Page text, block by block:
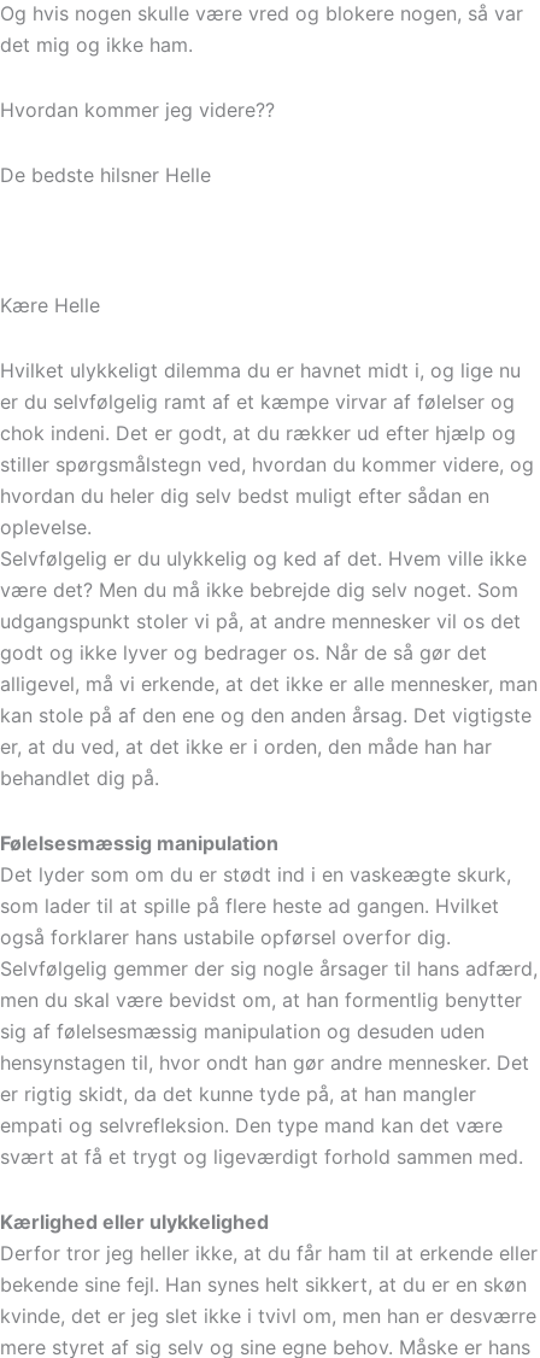
Og hvis nogen skulle være vred og blokere nogen, så var
det mig og ikke ham.
Hvordan kommer jeg videre??
De bedste hilsner Helle
Kære Helle
Hvilket ulykkeligt dilemma du er havnet midt i, og lige nu
er du selvfølgelig ramt af et kæmpe virvar af følelser og
chok indeni. Det er godt, at du rækker ud efter hjælp og
stiller spørgsmålstegn ved, hvordan du kommer videre, og
hvordan du heler dig selv bedst muligt efter sådan en
oplevelse.
Selvfølgelig er du ulykkelig og ked af det. Hvem ville ikke
være det? Men du må ikke bebrejde dig selv noget. Som
udgangspunkt stoler vi på, at andre mennesker vil os det
godt og ikke lyver og bedrager os. Når de så gør det
alligevel, må vi erkende, at det ikke er alle mennesker, man
kan stole på af den ene og den anden årsag. Det vigtigste
er, at du ved, at det ikke er i orden, den måde han har
behandlet dig på.
Følelsesmæssig manipulation
Det lyder som om du er stødt ind i en vaskeægte skurk,
som lader til at spille på flere heste ad gangen. Hvilket
også forklarer hans ustabile opførsel overfor dig.
Selvfølgelig gemmer der sig nogle årsager til hans adfærd,
men du skal være bevidst om, at han formentlig benytter
sig af følelsesmæssig manipulation og desuden uden
hensynstagen til, hvor ondt han gør andre mennesker. Det
er rigtig skidt, da det kunne tyde på, at han mangler
empati og selvrefleksion. Den type mand kan det være
svært at få et trygt og ligeværdigt forhold sammen med.
Kærlighed eller ulykkelighed
Derfor tror jeg heller ikke, at du får ham til at erkende eller
bekende sine fejl. Han synes helt sikkert, at du er en skøn
kvinde, det er jeg slet ikke i tvivl om, men han er desværre
mere styret af sig selv og sine egne behov. Måske er hans